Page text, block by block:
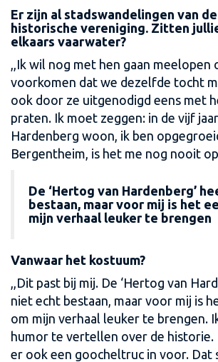
Er zijn al stadswandelingen van
historische vereniging. Zitten
elkaars vaarwater?
,,Ik wil nog met hen gaan meelopen
voorkomen dat we dezelfde tocht
ook door ze uitgenodigd eens met
praten. Ik moet zeggen: in de vijf
Hardenberg woon, ik ben
Bergentheim, is het me nog nooit
De ‘Hertog van Hardenberg’
bestaan, maar voor mij is het
mijn verhaal leuker te brengen
Vanwaar het kostuum?
,,Dit past bij mij. De ‘Hertog van
niet echt bestaan, maar voor mij is
om mijn verhaal leuker te brengen.
humor te vertellen over de
er ook een goocheltruc in voor. Dat